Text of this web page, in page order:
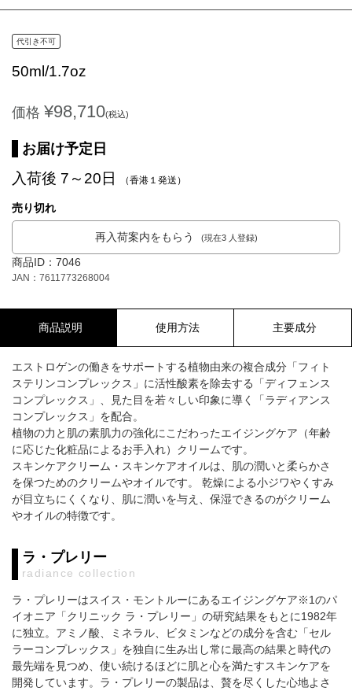
代引き不可
50ml/1.7oz
価格 ¥98,710(税込)
お届け予定日
入荷後 7～20日 （香港１発送）
売り切れ
再入荷案内をもらう (現在3 人登録)
商品ID：7046
JAN：7611773268004
商品説明 使用方法 主要成分
エストロゲンの働きをサポートする植物由来の複合成分「フィト
ステリンコンプレックス」に活性酸素を除去する「ディフェンス
コンプレックス」、見た目を若々しい印象に導く「ラディアンス
コンプレックス」を配合。
植物の力と肌の素肌力の強化にこだわったエイジングケア（年齢
に応じた化粧品によるお手入れ）クリームです。
スキンケアクリーム・スキンケアオイルは、肌の潤いと柔らかさ
を保つためのクリームやオイルです。 乾燥による小ジワやくすみ
が目立ちにくくなり、肌に潤いを与え、保湿できるのがクリーム
やオイルの特徴です。
ラ・プレリー
radiance collection
ラ・プレリーはスイス・モントルーにあるエイジングケア※1のパ
イオニア「クリニック ラ・プレリー」の研究結果をもとに1982年
に独立。アミノ酸、ミネラル、ビタミンなどの成分を含む「セル
ラーコンプレックス」を独自に生み出し常に最高の結果と時代の
最先端を見つめ、使い続けるほどに肌と心を満たすスキンケアを
開発しています。ラ・プレリーの製品は、贅を尽くした心地よさ